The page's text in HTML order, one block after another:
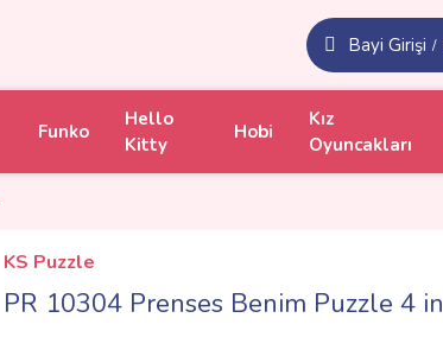
Bayi Girişi /
Funko
Hello
Kitty
Hobi
Kız
Oyuncakları
KS Puzzle
PR 10304 Prenses Benim Puzzle 4